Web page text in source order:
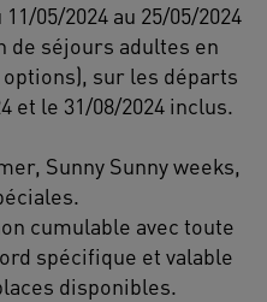
05/2024 au 25/05/2024
de séjours adultes en
sur les départs
et le 31/08/2024 inclus.
Sunny Sunny weeks,
cumulable avec toute
spécifique et valable
disponibles.